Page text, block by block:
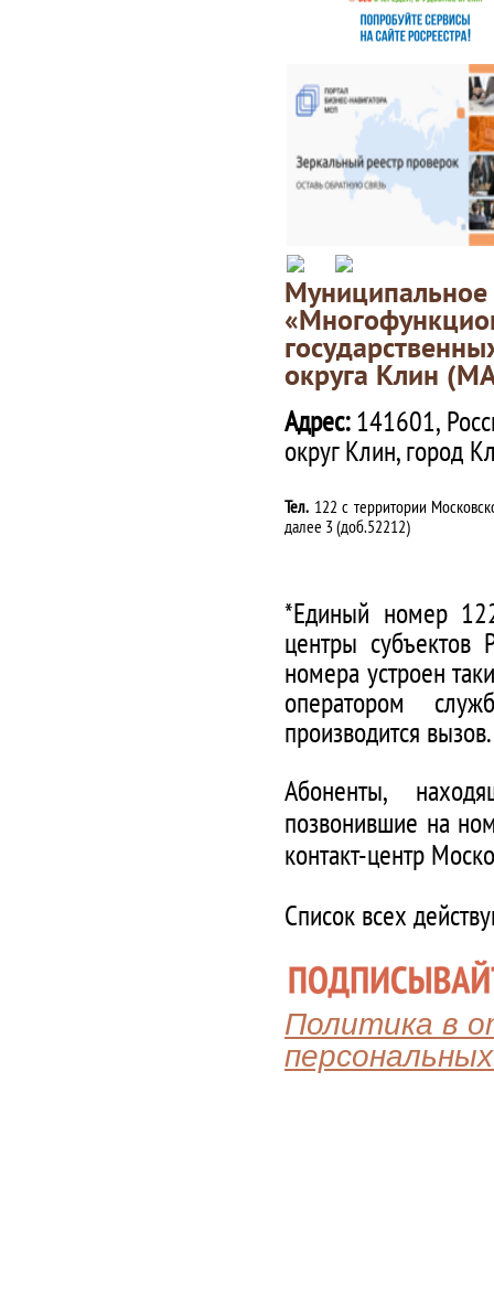
округа Клин
Адрес:141601,
округ Клин, город
Тел. 122 с территории
далее 3 (доб.52212)
*Единый номер
центры субъектов
номера устроен
оператором
производится вызов.
Абоненты,
позвонившие на
контакт-центр
Список всех
Политика в